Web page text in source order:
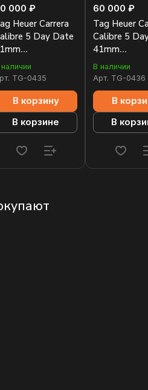
000 ₽
Heuer Carrera
5 Day Date
TG-0435
В корзину
В корзине
60 000 ₽
Tag Heuer
Calibre 5
41mm
В наличии
Арт. TG-0436
В
В